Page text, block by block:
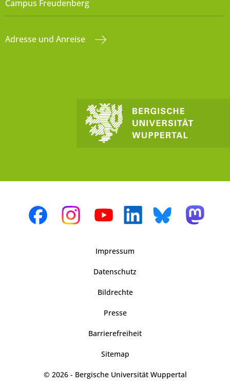
Campus Freudenberg
Adresse und Anreise
Impressum
Datenschutz
Bildrechte
Presse
Barrierefreiheit
Sitemap
© 2026 - Bergische Universität Wuppertal